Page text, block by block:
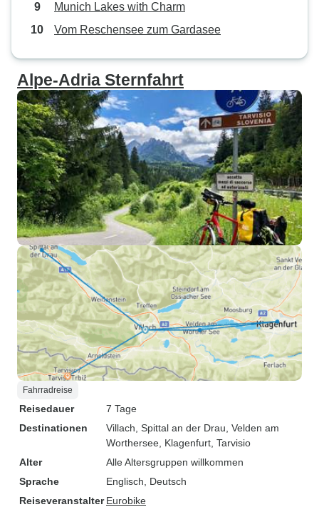
Munich Lakes with Charm
Vom Reschensee zum Gardasee
Alpe-Adria Sternfahrt
Fahrradreise
Reisedauer
7 Tage
Destinationen
Villach , Spittal an der Drau , Velden am
Worthersee , Klagenfurt , Tarvisio
Alter
Alle Altersgruppen willkommen
Sprache
Englisch, Deutsch
Reiseveranstalter Eurobike